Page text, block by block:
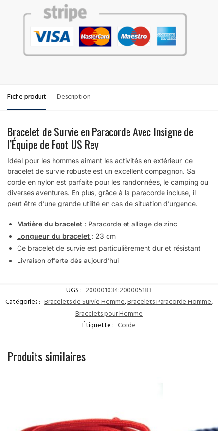
Fiche produit Description
Bracelet de Survie en Paracorde Avec Insigne de
l’Équipe de Foot US Rey
Idéal pour les hommes aimant les activités en extérieur, ce
bracelet de survie robuste est un excellent compagnon. Sa
corde en nylon est parfaite pour les randonnées, le camping ou
diverses aventures. En plus, grâce à la paracorde incluse, il
peut être d’une grande utilité en cas de situation d’urgence.
Matière du bracelet : Paracorde et alliage de zinc
Longueur du bracelet : 23 cm
Ce bracelet de survie est particulièrement dur et résistant
Livraison offerte dès aujourd’hui
UGS : 200001034:200005183
Catégories : Bracelets de Survie Homme,Bracelets Paracorde Homme,
Bracelets pour Homme
Étiquette : Corde
Produits similaires